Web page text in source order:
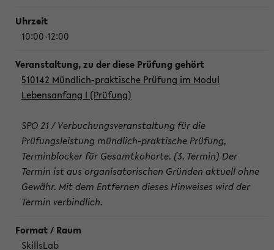
10:00-12:00
510142 Mündlich-praktische Prüfung im Modul
Lebensanfang I (Prüfung)
SPO 21 / Verbuchungsveranstaltung für die
Prüfungsleistung mündlich-praktische Prüfung,
Terminblocker für Gesamtkohorte. (3. Termin) Der
Termin ist aus organisatorischen Gründen aktuell ohne
Gewähr. Mit dem Entfernen dieses Hinweises wird der
Termin verbindlich.
SkillsLab